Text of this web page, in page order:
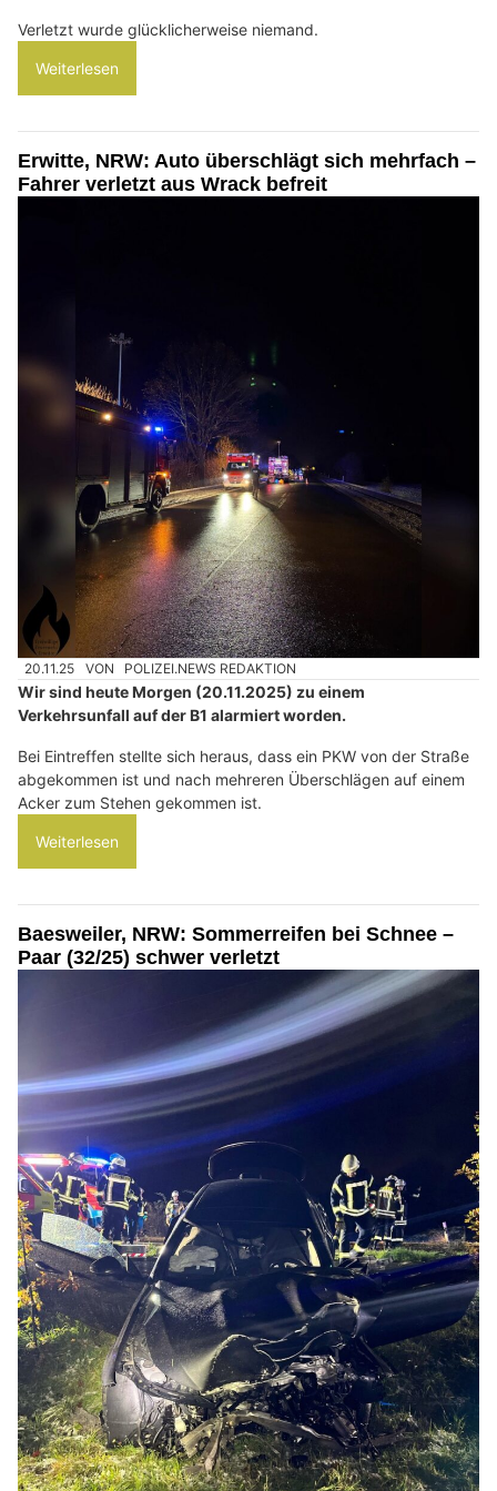
Verletzt wurde glücklicherweise niemand.
Weiterlesen
Erwitte, NRW: Auto überschlägt sich mehrfach –
Fahrer verletzt aus Wrack befreit
20.11.25 VON POLIZEI.NEWS REDAKTION
Wir sind heute Morgen (20.11.2025) zu einem
Verkehrsunfall auf der B1 alarmiert worden.
Bei Eintreffen stellte sich heraus, dass ein PKW von der Straße
abgekommen ist und nach mehreren Überschlägen auf einem
Acker zum Stehen gekommen ist.
Weiterlesen
Baesweiler, NRW: Sommerreifen bei Schnee –
Paar (32/25) schwer verletzt